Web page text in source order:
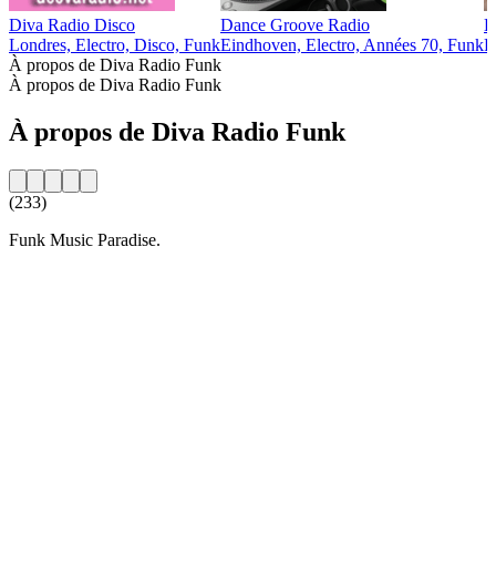
Diva Radio Disco
Londres, Electro, Disco, Funk
Dance Groove Radio
Eindhoven, Electro, Années 70, Funk
À propos de Diva Radio Funk
À propos de Diva Radio Funk
À propos de Diva Radio Funk
(233)
Funk Music Paradise.